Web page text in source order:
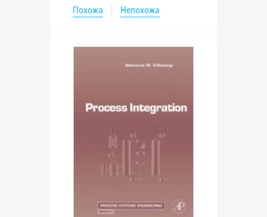
Похожа Непохожа